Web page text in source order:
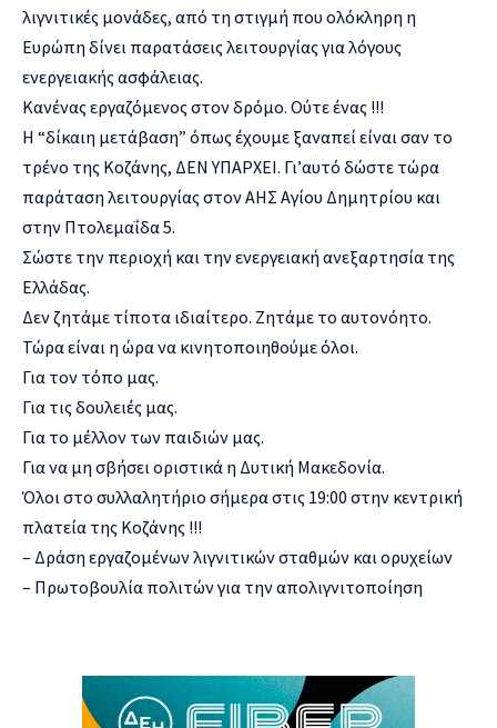
λιγνιτικές μονάδες, από τη στιγμή που ολόκληρη η
Ευρώπη δίνει παρατάσεις λειτουργίας για λόγους
ενεργειακής ασφάλειας.
Κανένας εργαζόμενος στον δρόμο. Ούτε ένας !!!
Η “δίκαιη μετάβαση” όπως έχουμε ξαναπεί είναι σαν το
τρένο της Κοζάνης, ΔΕΝ ΥΠΑΡΧΕΙ. Γι’αυτό δώστε τώρα
παράταση λειτουργίας στον ΑΗΣ Αγίου Δημητρίου και
στην Πτολεμαΐδα 5.
Σώστε την περιοχή και την ενεργειακή ανεξαρτησία της
Ελλάδας.
Δεν ζητάμε τίποτα ιδιαίτερο. Ζητάμε το αυτονόητο.
Τώρα είναι η ώρα να κινητοποιηθούμε όλοι.
Για τον τόπο μας.
Για τις δουλειές μας.
Για το μέλλον των παιδιών μας.
Για να μη σβήσει οριστικά η Δυτική Μακεδονία.
Όλοι στο συλλαλητήριο σήμερα στις 19:00 στην κεντρική
πλατεία της Κοζάνης !!!
– Δράση εργαζομένων λιγνιτικών σταθμών και ορυχείων
– Πρωτοβουλία πολιτών για την απολιγνιτοποίηση